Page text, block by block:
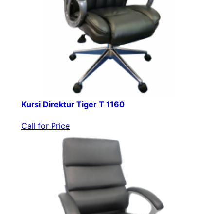
Kursi Direktur Tiger T 1160
Call for Price